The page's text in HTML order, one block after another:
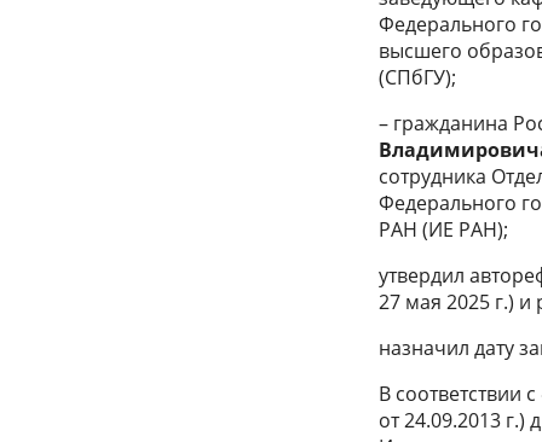
Федерального
высшего
(СПбГУ);
– гражданина
сотрудника
Федерального
РАН (ИЕ РАН);
утвердил
27 мая 2025 г.) и
назначил дату
В соответствии
от 24.09.2013 г.)